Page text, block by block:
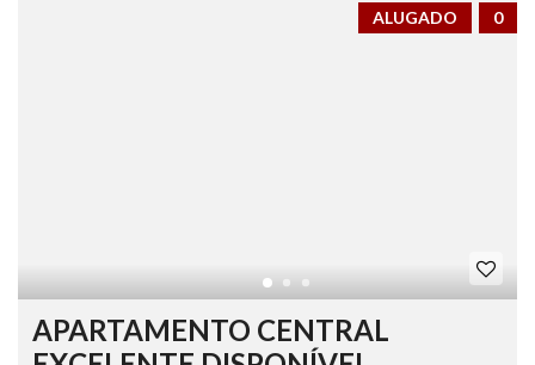
0
ALUGADO
APARTAMENTO CENTRAL